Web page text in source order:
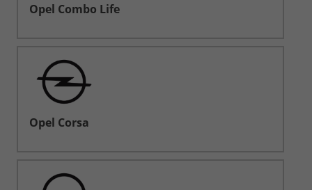
Opel Combo Life
Opel Corsa